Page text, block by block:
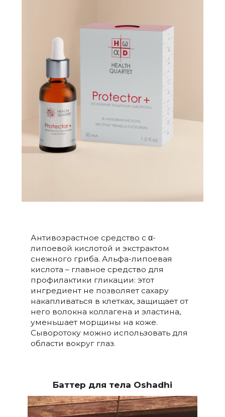
Антивозрастное средство с α-
липоевой кислотой и экстрактом
снежного гриба. Альфа-липоевая
кислота – главное средство для
профилактики гликации: этот
ингредиент не позволяет сахару
накапливаться в клетках, защищает от
него волокна коллагена и эластина,
уменьшает морщины на коже.
Сыворотоку можно использовать для
области вокруг глаз.
Баттер для тела Oshadhi